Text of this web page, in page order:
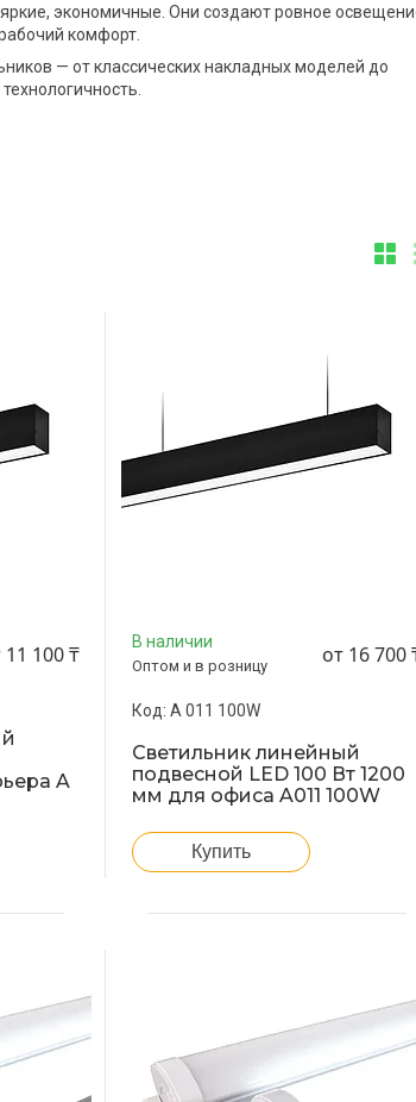
экономичные. Они создают ровное
комфорт.
— от классических накладных моделей до
11 100 ₸
A
В наличии
Оптом и в розницу от 16 700
A 011 100W
Светильник линейный
подвесной LED 100 Вт 1200
мм для офиса A011 100W
Купить